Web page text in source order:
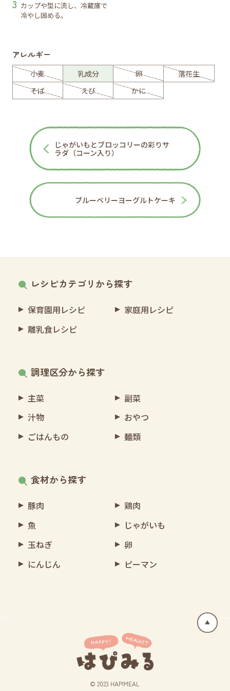
カップや型に流し、冷蔵庫で
冷やし固める。
アレルギー
小麦 乳成分 卵
落花生
そば
えび かに
じゃがいもとブロッコリーの彩りサ
ラダ（コーン入り）
ブルーベリーヨーグルトケーキ
レシピカテゴリから探す
保育園用レシピ
家庭用レシピ
離乳食レシピ
調理区分から探す
主菜
副菜
汁物
おやつ
ごはんもの
麺類
食材から探す
豚肉
鶏肉
魚
じゃがいも
玉ねぎ
卵
にんじん
ピーマン
© 2023 HAPIMEAL